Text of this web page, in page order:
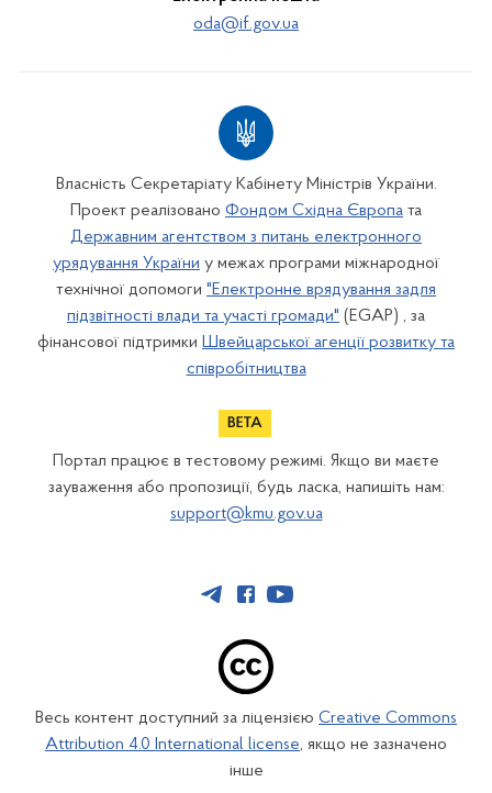
oda@if.gov.ua
Власність Секретаріату Кабінету Міністрів України.
Проект реалізовано Фондом Східна Європа та
Державним агентством з питань електронного
урядування України у межах програми міжнародної
технічної допомоги "Електронне врядування задля
підзвітності влади та участі громади" (EGAP) , за
фінансової підтримки Швейцарської агенції розвитку та
співробітництва
Портал працює в тестовому режимі. Якщо ви маєте
зауваження або пропозиції, будь ласка, напишіть нам:
support@kmu.gov.ua
Весь контент доступний за ліцензією Creative Commons
Attribution 4.0 International license, якщо не зазначено
інше